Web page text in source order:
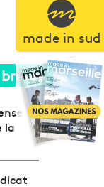
made in sud
la